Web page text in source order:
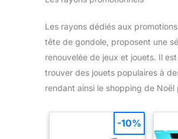
Les rayons dédiés aux
tête de gondole, proposent une
renouvelée de jeux et jouets. Il
trouver des jouets populaires à
rendant ainsi le shopping de Noël
-10%